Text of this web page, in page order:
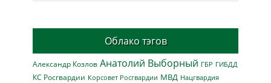
Облако тэгов
Александр Козлов Анатолий Выборный ГБР ГИБДД
КС Росгвардии Корсовет Росгвардии МВД Нацгвардия